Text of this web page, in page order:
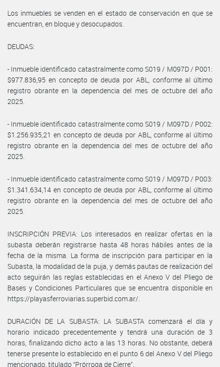
Los inmuebles se venden en el estado de conservación en que se
encuentran, en bloque y desocupados.
DEUDAS:
- Inmueble identificado catastralmente como S019 / M097D / P001:
$977.836,95 en concepto de deuda por ABL, conforme al último
registro obrante en la dependencia del mes de octubre del año
2025.
- Inmueble identificado catastralmente como S019 / M097D / P002:
$1.256.935,21 en concepto de deuda por ABL, conforme al último
registro obrante en la dependencia del mes de octubre del año
2025.
- Inmueble identificado catastralmente como S019 / M097D / P003:
$1.341.634,14 en concepto de deuda por ABL, conforme al último
registro obrante en la dependencia del mes de octubre del año
2025.
INSCRIPCIÓN PREVIA: Los interesados en realizar ofertas en la
subasta deberán registrarse hasta 48 horas hábiles antes de la
fecha de la misma. La forma de inscripción para participar en la
Subasta, la modalidad de la puja, y demás pautas de realización del
acto seguirán las reglas establecidas en el Anexo V del Pliego de
Bases y Condiciones Particulares que se encuentra disponible en
https://playasferroviarias.superbid.com.ar/.
DURACIÓN DE LA SUBASTA: LA SUBASTA comenzará el día y
horario indicado precedentemente y tendrá una duración de 3
horas, finalizando dicho acto a las 13 horas. No obstante, deberá
tenerse presente lo establecido en el punto 6 del Anexo V del Pliego
mencionado, titulado “Prórroga de Cierre”.